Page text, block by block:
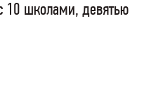
10 школами, девятью